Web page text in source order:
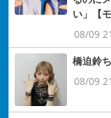
い」【
08/09
橋迫鈴
08/09